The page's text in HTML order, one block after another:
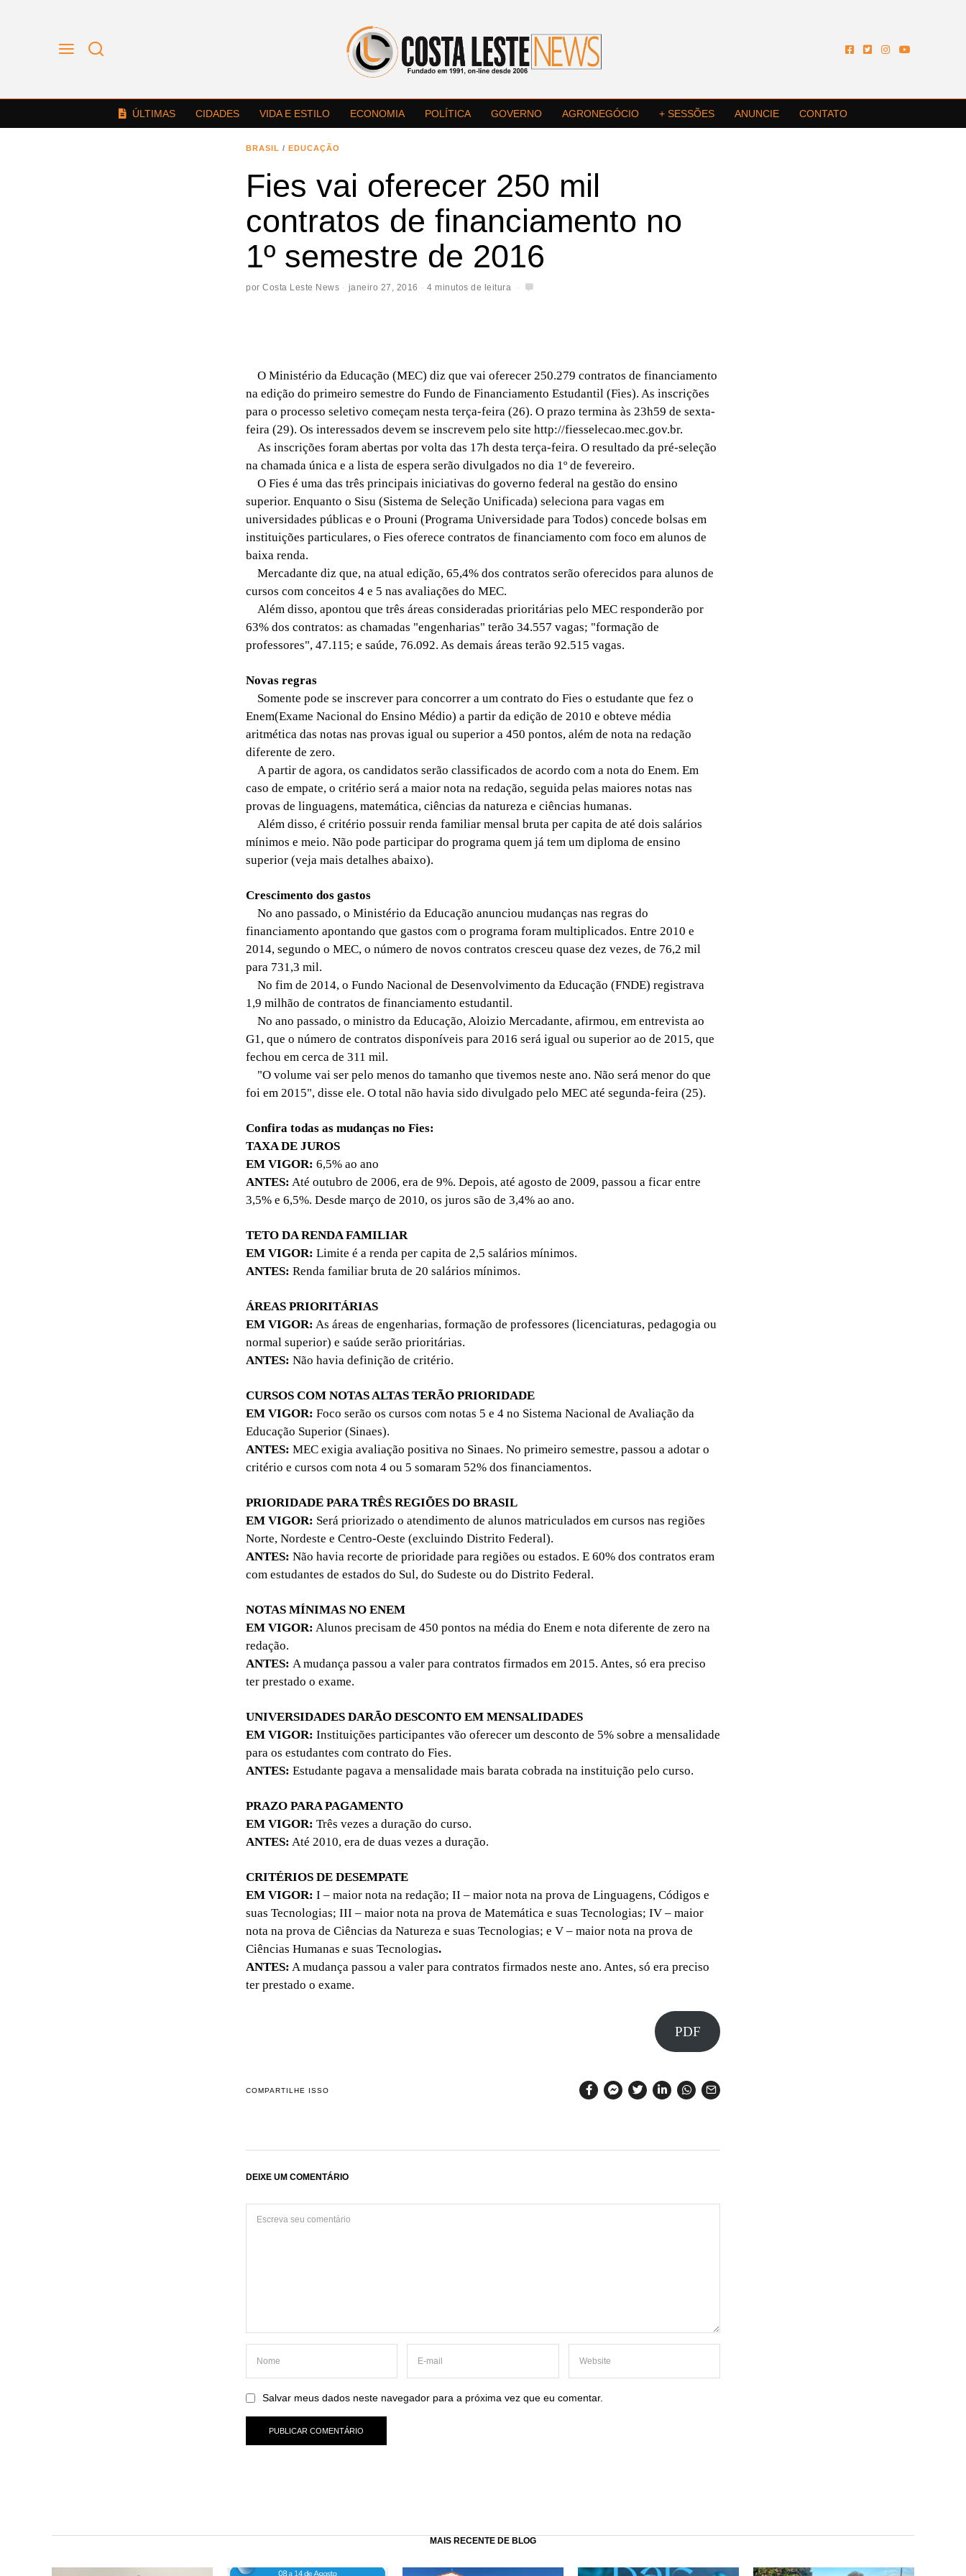
ÚLTIMAS CIDADES VIDA E ESTILO ECONOMIA POLÍTICA GOVERNO AGRONEGÓCIO + SESSÕES ANUNCIE CONTATO
BRASIL / EDUCAÇÃO
Fies vai oferecer 250 mil
contratos de financiamento no
1º semestre de 2016
por Costa Leste News janeiro 27, 2016 4 minutos de leitura
O Ministério da Educação (MEC) diz que vai oferecer 250.279 contratos de financiamento
na edição do primeiro semestre do Fundo de Financiamento Estudantil (Fies). As inscrições
para o processo seletivo começam nesta terça-feira (26). O prazo termina às 23h59 de sexta-
feira (29). Os interessados devem se inscrevem pelo site http://fiesselecao.mec.gov.br.
As inscrições foram abertas por volta das 17h desta terça-feira. O resultado da pré-seleção
na chamada única e a lista de espera serão divulgados no dia 1º de fevereiro.
O Fies é uma das três principais iniciativas do governo federal na gestão do ensino
superior. Enquanto o Sisu (Sistema de Seleção Unificada) seleciona para vagas em
universidades públicas e o Prouni (Programa Universidade para Todos) concede bolsas em
instituições particulares, o Fies oferece contratos de financiamento com foco em alunos de
baixa renda.
Mercadante diz que, na atual edição, 65,4% dos contratos serão oferecidos para alunos de
cursos com conceitos 4 e 5 nas avaliações do MEC.
Além disso, apontou que três áreas consideradas prioritárias pelo MEC responderão por
63% dos contratos: as chamadas "engenharias" terão 34.557 vagas; "formação de
professores", 47.115; e saúde, 76.092. As demais áreas terão 92.515 vagas.
Novas regras
Somente pode se inscrever para concorrer a um contrato do Fies o estudante que fez o
Enem(Exame Nacional do Ensino Médio) a partir da edição de 2010 e obteve média
aritmética das notas nas provas igual ou superior a 450 pontos, além de nota na redação
diferente de zero.
A partir de agora, os candidatos serão classificados de acordo com a nota do Enem. Em
caso de empate, o critério será a maior nota na redação, seguida pelas maiores notas nas
provas de linguagens, matemática, ciências da natureza e ciências humanas.
Além disso, é critério possuir renda familiar mensal bruta per capita de até dois salários
mínimos e meio. Não pode participar do programa quem já tem um diploma de ensino
superior (veja mais detalhes abaixo).
Crescimento dos gastos
No ano passado, o Ministério da Educação anunciou mudanças nas regras do
financiamento apontando que gastos com o programa foram multiplicados. Entre 2010 e
2014, segundo o MEC, o número de novos contratos cresceu quase dez vezes, de 76,2 mil
para 731,3 mil.
No fim de 2014, o Fundo Nacional de Desenvolvimento da Educação (FNDE) registrava
1,9 milhão de contratos de financiamento estudantil.
No ano passado, o ministro da Educação, Aloizio Mercadante, afirmou, em entrevista ao
G1, que o número de contratos disponíveis para 2016 será igual ou superior ao de 2015, que
fechou em cerca de 311 mil.
"O volume vai ser pelo menos do tamanho que tivemos neste ano. Não será menor do que
foi em 2015", disse ele. O total não havia sido divulgado pelo MEC até segunda-feira (25).
Confira todas as mudanças no Fies:
TAXA DE JUROS
EM VIGOR: 6,5% ao ano
ANTES: Até outubro de 2006, era de 9%. Depois, até agosto de 2009, passou a ficar entre
3,5% e 6,5%. Desde março de 2010, os juros são de 3,4% ao ano.
TETO DA RENDA FAMILIAR
EM VIGOR: Limite é a renda per capita de 2,5 salários mínimos.
ANTES: Renda familiar bruta de 20 salários mínimos.
ÁREAS PRIORITÁRIAS
EM VIGOR: As áreas de engenharias, formação de professores (licenciaturas, pedagogia ou
normal superior) e saúde serão prioritárias.
ANTES: Não havia definição de critério.
CURSOS COM NOTAS ALTAS TERÃO PRIORIDADE
EM VIGOR: Foco serão os cursos com notas 5 e 4 no Sistema Nacional de Avaliação da
Educação Superior (Sinaes).
ANTES: MEC exigia avaliação positiva no Sinaes. No primeiro semestre, passou a adotar o
critério e cursos com nota 4 ou 5 somaram 52% dos financiamentos.
PRIORIDADE PARA TRÊS REGIÕES DO BRASIL
EM VIGOR: Será priorizado o atendimento de alunos matriculados em cursos nas regiões
Norte, Nordeste e Centro-Oeste (excluindo Distrito Federal).
ANTES: Não havia recorte de prioridade para regiões ou estados. E 60% dos contratos eram
com estudantes de estados do Sul, do Sudeste ou do Distrito Federal.
NOTAS MÍNIMAS NO ENEM
EM VIGOR: Alunos precisam de 450 pontos na média do Enem e nota diferente de zero na
redação.
ANTES: A mudança passou a valer para contratos firmados em 2015. Antes, só era preciso
ter prestado o exame.
UNIVERSIDADES DARÃO DESCONTO EM MENSALIDADES
EM VIGOR: Instituições participantes vão oferecer um desconto de 5% sobre a mensalidade
para os estudantes com contrato do Fies.
ANTES: Estudante pagava a mensalidade mais barata cobrada na instituição pelo curso.
PRAZO PARA PAGAMENTO
EM VIGOR: Três vezes a duração do curso.
ANTES: Até 2010, era de duas vezes a duração.
CRITÉRIOS DE DESEMPATE
EM VIGOR: I – maior nota na redação; II – maior nota na prova de Linguagens, Códigos e
suas Tecnologias; III – maior nota na prova de Matemática e suas Tecnologias; IV – maior
nota na prova de Ciências da Natureza e suas Tecnologias; e V – maior nota na prova de
Ciências Humanas e suas Tecnologias.
ANTES: A mudança passou a valer para contratos firmados neste ano. Antes, só era preciso
ter prestado o exame.
PDF
COMPARTILHE ISSO
DEIXE UM COMENTÁRIO
Salvar meus dados neste navegador para a próxima vez que eu comentar.
MAIS RECENTE DE BLOG